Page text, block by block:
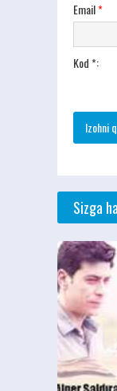
Email*
Kod *:
Sizga